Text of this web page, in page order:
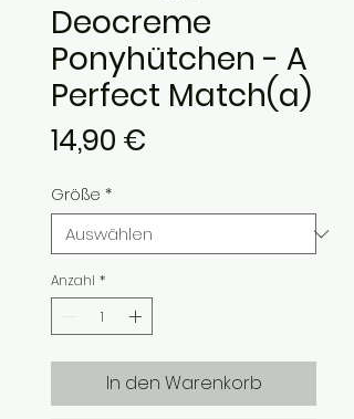
Deocreme
Ponyhütchen - A
Perfect Match(a)
14,90 €
Größe *
Anzahl *
In den Warenkorb